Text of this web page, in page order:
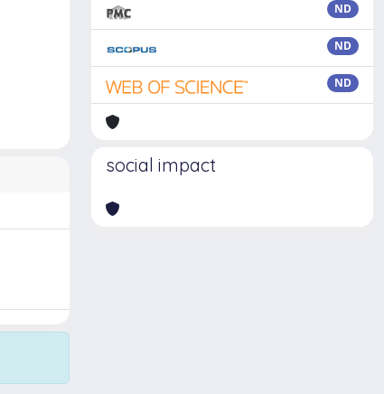
ND
ND
ND
social impact